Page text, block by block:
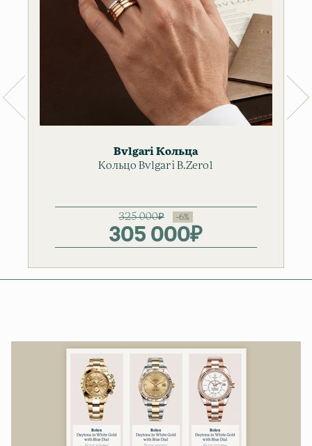
Bvlgari Кольца
Кольцо Bvlgari B.Zero1
325 000₽
составляла
305 000₽
Текущая
305